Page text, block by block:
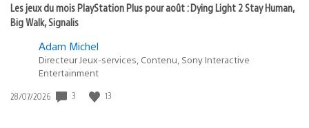
Les jeux du mois PlayStation Plus pour août : Dying Light 2 Stay Human,
Big Walk, Signalis
Adam Michel
Directeur Jeux-services, Contenu, Sony Interactive
Entertainment
Date
28/07/2026 3 13